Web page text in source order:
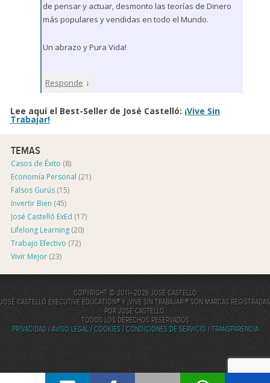
de pensar y actuar, desmonto las teorías de Dinero
más populares y vendidas en todo el Mundo.
Un abrazo y Pura Vida!
Responde ↓
Lee aquí el Best-Seller de José Castelló: ¡Vive Sin
Trabajar!
TEMAS
Casos de Éxito (8)
Economía Personal (21)
Falsos Gurús (15)
Invertir Bien (45)
José Castelló ExEd (17)
Lifelong Learning (20)
Trabajo Efectivo (72)
Vivir Mejor (23)
COPYRIGHT © 2011–2026 JOSÉ CASTELLÓ
JOSÉ CASTELLÓ EXECUTIVE EDUCATION® Y ¡VIVE SIN TRABAJAR!® SON MARCAS REGISTRADAS
POR JOSÉ CASTELLÓ.
TODOS LOS DERECHOS RESERVADOS
PRIVACIDAD/AVISO LEGAL/COOKIES/CONDICIONES DE SERVICIO/TRANSPARENCIA